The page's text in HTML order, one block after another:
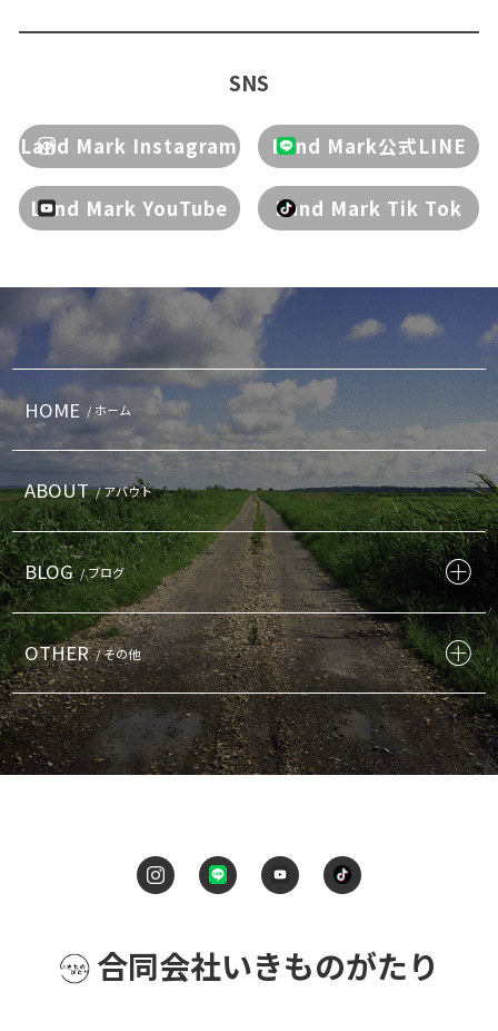
SNS
Land Mark Instagram Land Mark公式LINE
Land Mark YouTube Land Mark Tik Tok
HOME / ホーム
ABOUT / アバウト
BLOG / ブログ
OTHER / その他
合同会社いきものがたり